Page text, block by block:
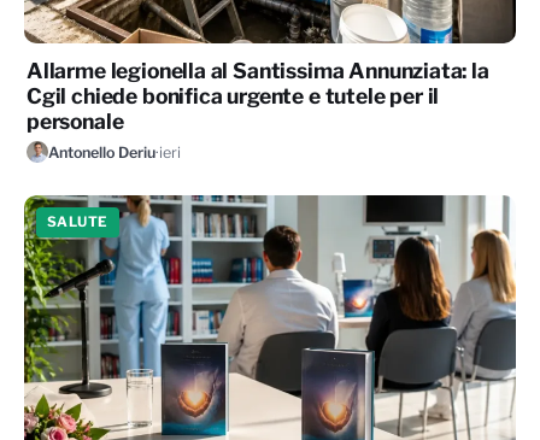
Allarme legionella al Santissima Annunziata: la
Cgil chiede bonifica urgente e tutele per il
personale
Antonello Deriu·ieri
SALUTE